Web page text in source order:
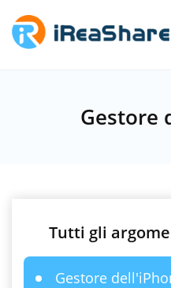
Gestore
Tutti gli
Gestore